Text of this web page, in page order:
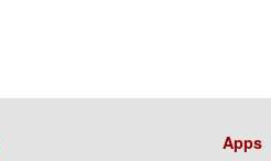
Apps